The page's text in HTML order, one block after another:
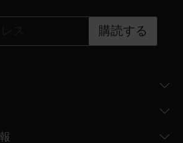
購読する